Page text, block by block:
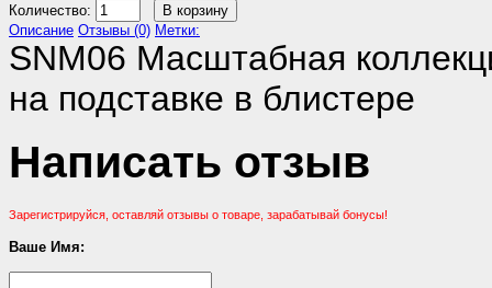
Количество:
Описание Отзывы (0) Метки:
SNM06 Масштабная
на подставке в блистере
Написать отзыв
Зарегистрируйся, оставляй отзывы о товаре, зарабатывай бонусы!
Ваше Имя: